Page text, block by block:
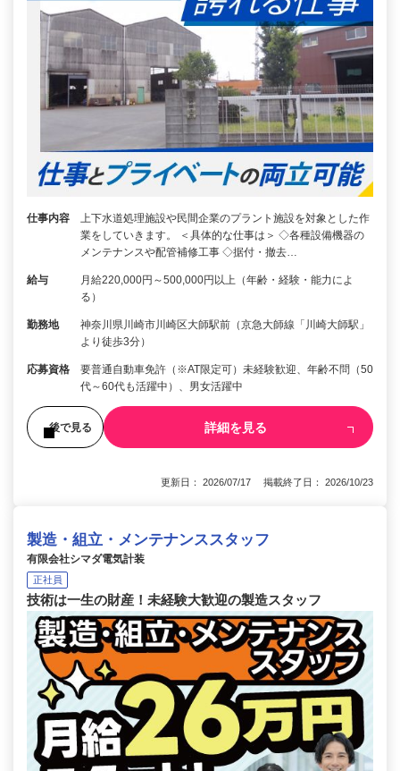
仕事内容
上下水道処理施設や民間企業のプラント施設を対象とした作
業をしていきます。 ＜具体的な仕事は＞ ◇各種設備機器の
メンテナンスや配管補修工事 ◇据付・撤去…
給与
月給220,000円～500,000円以上（年齢・経験・能力によ
る）
勤務地
神奈川県川崎市川崎区大師駅前（京急大師線「川崎大師駅」
より徒歩3分）
応募資格
要普通自動車免許（※AT限定可）未経験歓迎、年齢不問（50
代～60代も活躍中）、男女活躍中
後で見る 詳細を見る
更新日： 2026/07/17 掲載終了日： 2026/10/23
製造・組立・メンテナンススタッフ
有限会社シマダ電気計装
正社員
技術は一生の財産！未経験大歓迎の製造スタッフ